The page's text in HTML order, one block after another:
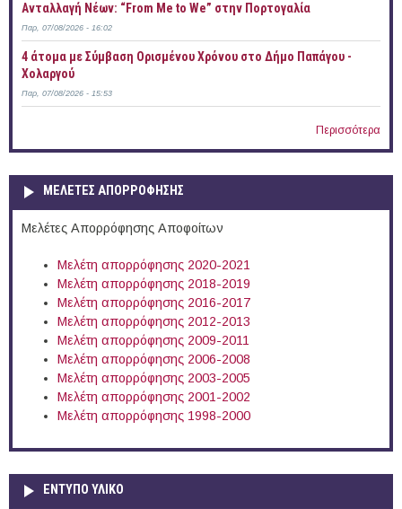
Ανταλλαγή Νέων: “From Me to We” στην Πορτογαλία
Παρ, 07/08/2026 - 16:02
4 άτομα με Σύμβαση Ορισμένου Χρόνου στο Δήμο Παπάγου -
Χολαργού
Παρ, 07/08/2026 - 15:53
Περισσότερα
ΜΕΛΕΤΕΣ ΑΠΟΡΡΟΦΗΣΗΣ
Μελέτες Απορρόφησης Αποφοίτων
Μελέτη απορρόφησης 2020-2021
Μελέτη απορρόφησης 2018-2019
Μελέτη απορρόφησης 2016-2017
Μελέτη απορρόφησης 2012-2013
Μελέτη απορρόφησης 2009-2011
Μελέτη απορρόφησης 2006-2008
Μελέτη απορρόφησης 2003-2005
Μελέτη απορρόφησης 2001-2002
Μελέτη απορρόφησης 1998-2000
ΕΝΤΥΠΟ ΥΛΙΚΟ